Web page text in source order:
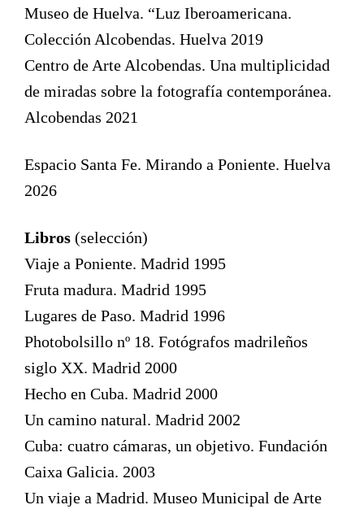
Museo de Huelva. “Luz Iberoamericana.
Colección Alcobendas. Huelva 2019
Centro de Arte Alcobendas. Una multiplicidad
de miradas sobre la fotografía contemporánea.
Alcobendas 2021
Espacio Santa Fe. Mirando a Poniente. Huelva
2026
Libros(selección)
Viaje a Poniente. Madrid 1995
Fruta madura. Madrid 1995
Lugares de Paso. Madrid 1996
Photobolsillo nº 18. Fotógrafos madrileños
siglo XX. Madrid 2000
Hecho en Cuba. Madrid 2000
Un camino natural. Madrid 2002
Cuba: cuatro cámaras, un objetivo. Fundación
Caixa Galicia. 2003
Un viaje a Madrid. Museo Municipal de Arte